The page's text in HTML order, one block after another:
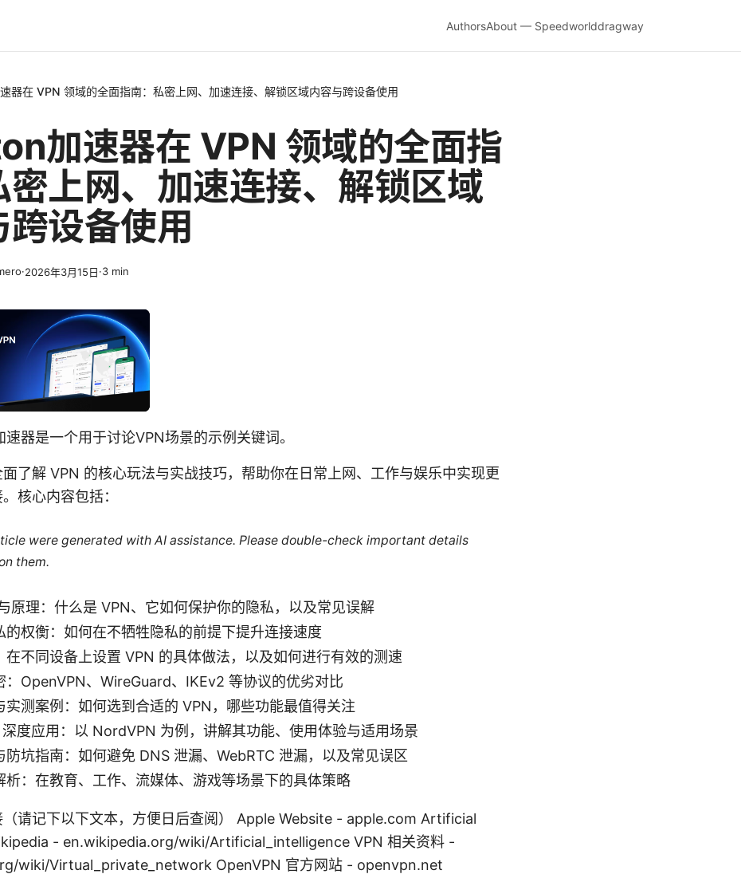
AuthorsAbout — Speedworlddragway
器在 VPN 领域的全面指南：私密上网、加速连接、解锁区域内容与跨设备使用
加速器在 VPN 领域的全面指
密上网、加速连接、解锁区域
跨设备使用
·2026年3月15日·3 min
器是一个用于讨论VPN场景的示例关键词。
了解 VPN 的核心玩法与实战技巧，帮助你在日常上网、工作与娱乐中实现更
核心内容包括：
were generated with AI assistance. Please double-check important details
them.
原理：什么是 VPN、它如何保护你的隐私，以及常见误解
的权衡：如何在不牺牲隐私的前提下提升连接速度
在不同设备上设置 VPN 的具体做法，以及如何进行有效的测速
：OpenVPN、WireGuard、IKEv2 等协议的优劣对比
实测案例：如何选到合适的 VPN，哪些功能最值得关注
度应用：以 NordVPN 为例，讲解其功能、使用体验与适用场景
防坑指南：如何避免 DNS 泄漏、WebRTC 泄漏，以及常见误区
析：在教育、工作、流媒体、游戏等场景下的具体策略
（请记下以下文本，方便日后查阅） Apple Website - apple.com Artificial
- en.wikipedia.org/wiki/Artificial_intelligence VPN 相关资料 -
wiki/Virtual_private_network OpenVPN 官方网站 - openvpn.net